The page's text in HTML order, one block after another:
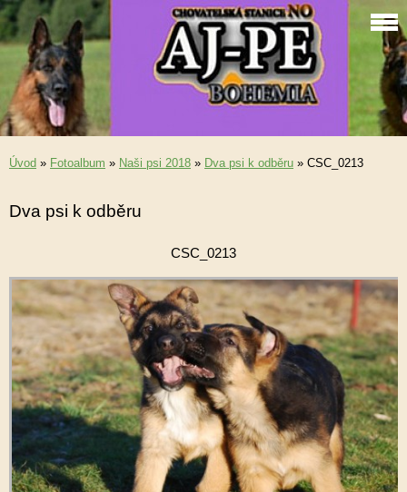
Úvod » Fotoalbum » Naši psi 2018 » Dva psi k odběru » CSC_0213
Dva psi k odběru
CSC_0213